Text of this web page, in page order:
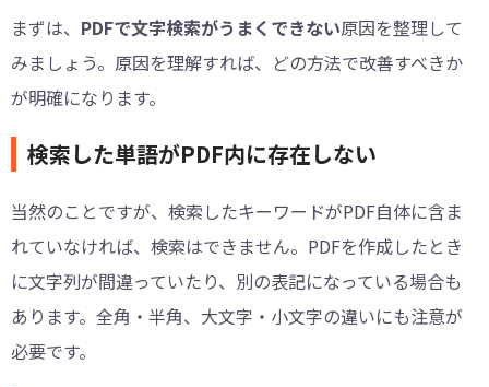
まずは、 PDFで文字検索がうまくできない原因を整理して
みましょう。原因を理解すれば、どの方法で改善すべきか
が明確になります。
検索した単語がPDF内に存在しない
当然のことですが、検索したキーワードがPDF自体に含ま
れていなければ、検索はできません。PDFを作成したとき
に文字列が間違っていたり、別の表記になっている場合も
あります。全角・半角、大文字・小文字の違いにも注意が
必要です。